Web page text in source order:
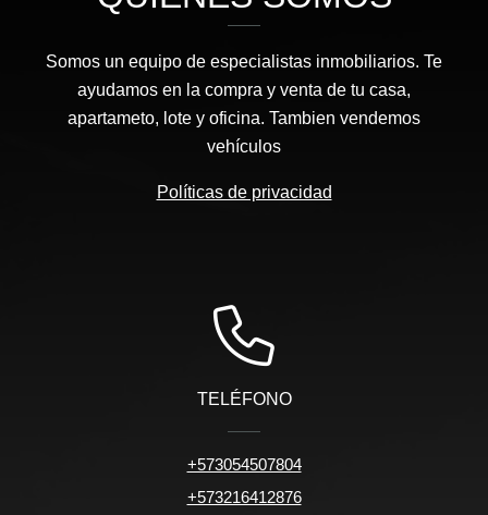
Somos un equipo de especialistas inmobiliarios. Te
ayudamos en la compra y venta de tu casa,
apartameto, lote y oficina. Tambien vendemos
vehículos
Políticas de privacidad
TELÉFONO
+573054507804
+573216412876